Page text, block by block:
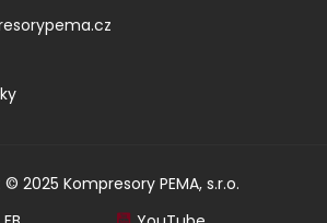
2025 Kompresory PEMA, s.r.o.